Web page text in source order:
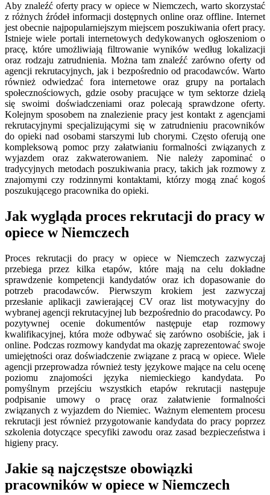
Aby znaleźć oferty pracy w opiece w Niemczech, warto skorzystać
z różnych źródeł informacji dostępnych online oraz offline. Internet
jest obecnie najpopularniejszym miejscem poszukiwania ofert pracy.
Istnieje wiele portali internetowych dedykowanych ogłoszeniom o
pracę, które umożliwiają filtrowanie wyników według lokalizacji
oraz rodzaju zatrudnienia. Można tam znaleźć zarówno oferty od
agencji rekrutacyjnych, jak i bezpośrednio od pracodawców. Warto
również odwiedzać fora internetowe oraz grupy na portalach
społecznościowych, gdzie osoby pracujące w tym sektorze dzielą
się swoimi doświadczeniami oraz polecają sprawdzone oferty.
Kolejnym sposobem na znalezienie pracy jest kontakt z agencjami
rekrutacyjnymi specjalizującymi się w zatrudnieniu pracowników
do opieki nad osobami starszymi lub chorymi. Często oferują one
kompleksową pomoc przy załatwianiu formalności związanych z
wyjazdem oraz zakwaterowaniem. Nie należy zapominać o
tradycyjnych metodach poszukiwania pracy, takich jak rozmowy z
znajomymi czy rodzinnymi kontaktami, którzy mogą znać kogoś
poszukującego pracownika do opieki.
Jak wygląda proces rekrutacji do pracy w
opiece w Niemczech
Proces rekrutacji do pracy w opiece w Niemczech zazwyczaj
przebiega przez kilka etapów, które mają na celu dokładne
sprawdzenie kompetencji kandydatów oraz ich dopasowanie do
potrzeb pracodawców. Pierwszym krokiem jest zazwyczaj
przesłanie aplikacji zawierającej CV oraz list motywacyjny do
wybranej agencji rekrutacyjnej lub bezpośrednio do pracodawcy. Po
pozytywnej ocenie dokumentów następuje etap rozmowy
kwalifikacyjnej, która może odbywać się zarówno osobiście, jak i
online. Podczas rozmowy kandydat ma okazję zaprezentować swoje
umiejętności oraz doświadczenie związane z pracą w opiece. Wiele
agencji przeprowadza również testy językowe mające na celu ocenę
poziomu znajomości języka niemieckiego kandydata. Po
pomyślnym przejściu wszystkich etapów rekrutacji następuje
podpisanie umowy o pracę oraz załatwienie formalności
związanych z wyjazdem do Niemiec. Ważnym elementem procesu
rekrutacji jest również przygotowanie kandydata do pracy poprzez
szkolenia dotyczące specyfiki zawodu oraz zasad bezpieczeństwa i
higieny pracy.
Jakie są najczęstsze obowiązki
pracowników w opiece w Niemczech